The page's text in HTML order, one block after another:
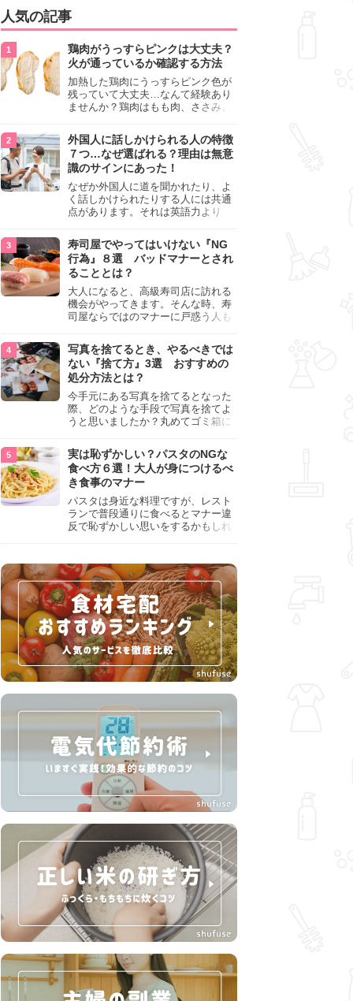
人気の記事
鶏肉がうっすらピンクは大丈夫？
火が通っているか確認する方法
加熱した鶏肉にうっすらピンク色が
残っていて大丈夫…なんて経験あり
ませんか？鶏肉はもも肉、ささみ、
わいが異なり、いろいろと楽しめる
料理ですが、鶏肉は加熱した後でも
うっすらピンク色の部分が大丈夫な
のと気になるときがあります。この
記事では生焼けか火が通っているの
かを確認する方法や、鶏肉を調理す
るときの注意点を紹介しますので、
参考にしてみてくださいね。
外国人に話しかけられる人の特徴
７つ…なぜ選ばれる？理由は無意
識のサインにあった！
なぜか外国人に道を聞かれたり、よ
く話しかけられたりする人には共通
点があります。それは英語力より
けても大丈夫」というサインが関係
しています。よく選ばれる人の特徴
や、英語が苦手でも焦らない対処
法、自分を守るための注意点を詳し
く解説します。
寿司屋でやってはいけない『NG
行為』８選 バッドマナーとされ
ることとは？
大人になると、高級寿司店に訪れる
機会がやってきます。そんな時、寿
司屋ならではのマナーに戸惑う人も
らためて寿司屋でやってはいけない
『NG行為』をチェックしましょう。
写真を捨てるとき、やるべきでは
ない『捨て方』3選 おすすめの
処分方法とは？
今手元にある写真を捨てるとなった
際、どのような手段で写真を捨てよ
うと思いましたか？丸めてゴミ箱に
真は個人情報が詰まっているので、
ただ丸めただけの状態で捨ててしま
うのは危険です。写真にすべきでは
ない捨て方をまとめているので、ぜ
ひチェックしておきましょう。
実は恥ずかしい？パスタのNGな
食べ方６選！大人が身につけるべ
き食事のマナー
パスタは身近な料理ですが、レスト
ランで普段通りに食べるとマナー違
反で恥ずかしい思いをするかもしれ
して、正しい食べ方を確認しましょ
う。大人の嗜みとして知っておきた
い新常識を解説します。